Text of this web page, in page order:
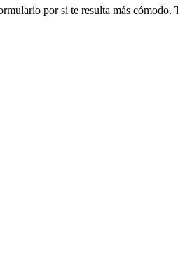
por si te resulta más cómodo.